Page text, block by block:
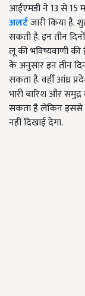
आईएमडी ने 13 से 15
अलर्टजारी किया है.
सकती है. इन ​तीन
लू कीभविष्यवाणीकी
के अनुसार इन तीन
सकता है. वहीँ आंध्र
भारी बारिश और
सकता है लेकिन इससे
नहीं दिखाई देगा.